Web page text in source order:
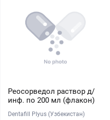
Реосорведол раствор д/
инф. по 200 мл (флакон)
Dentafill Plyus (Узбекистан)